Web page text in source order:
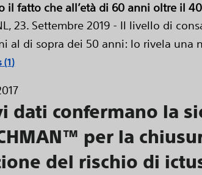
il fatto che all’età di 60 anni oltre il
23. Settembre 2019 - Il livello di
al di sopra dei 50 anni: lo rivela una
1
dati confermano la
per la
del rischio di